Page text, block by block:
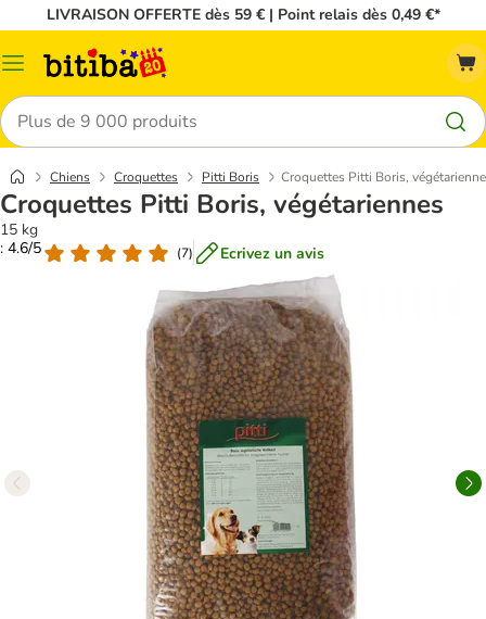
LIVRAISON OFFERTE dès 59 € | Point relais dès 0,49 €*
Menu
Rechercher
Chiens Croquettes Pitti Boris Croquettes Pitti Boris,
Croquettes Pitti Boris, végétariennes
15 kg
: 4.6/5
(7) Ecrivez un avis